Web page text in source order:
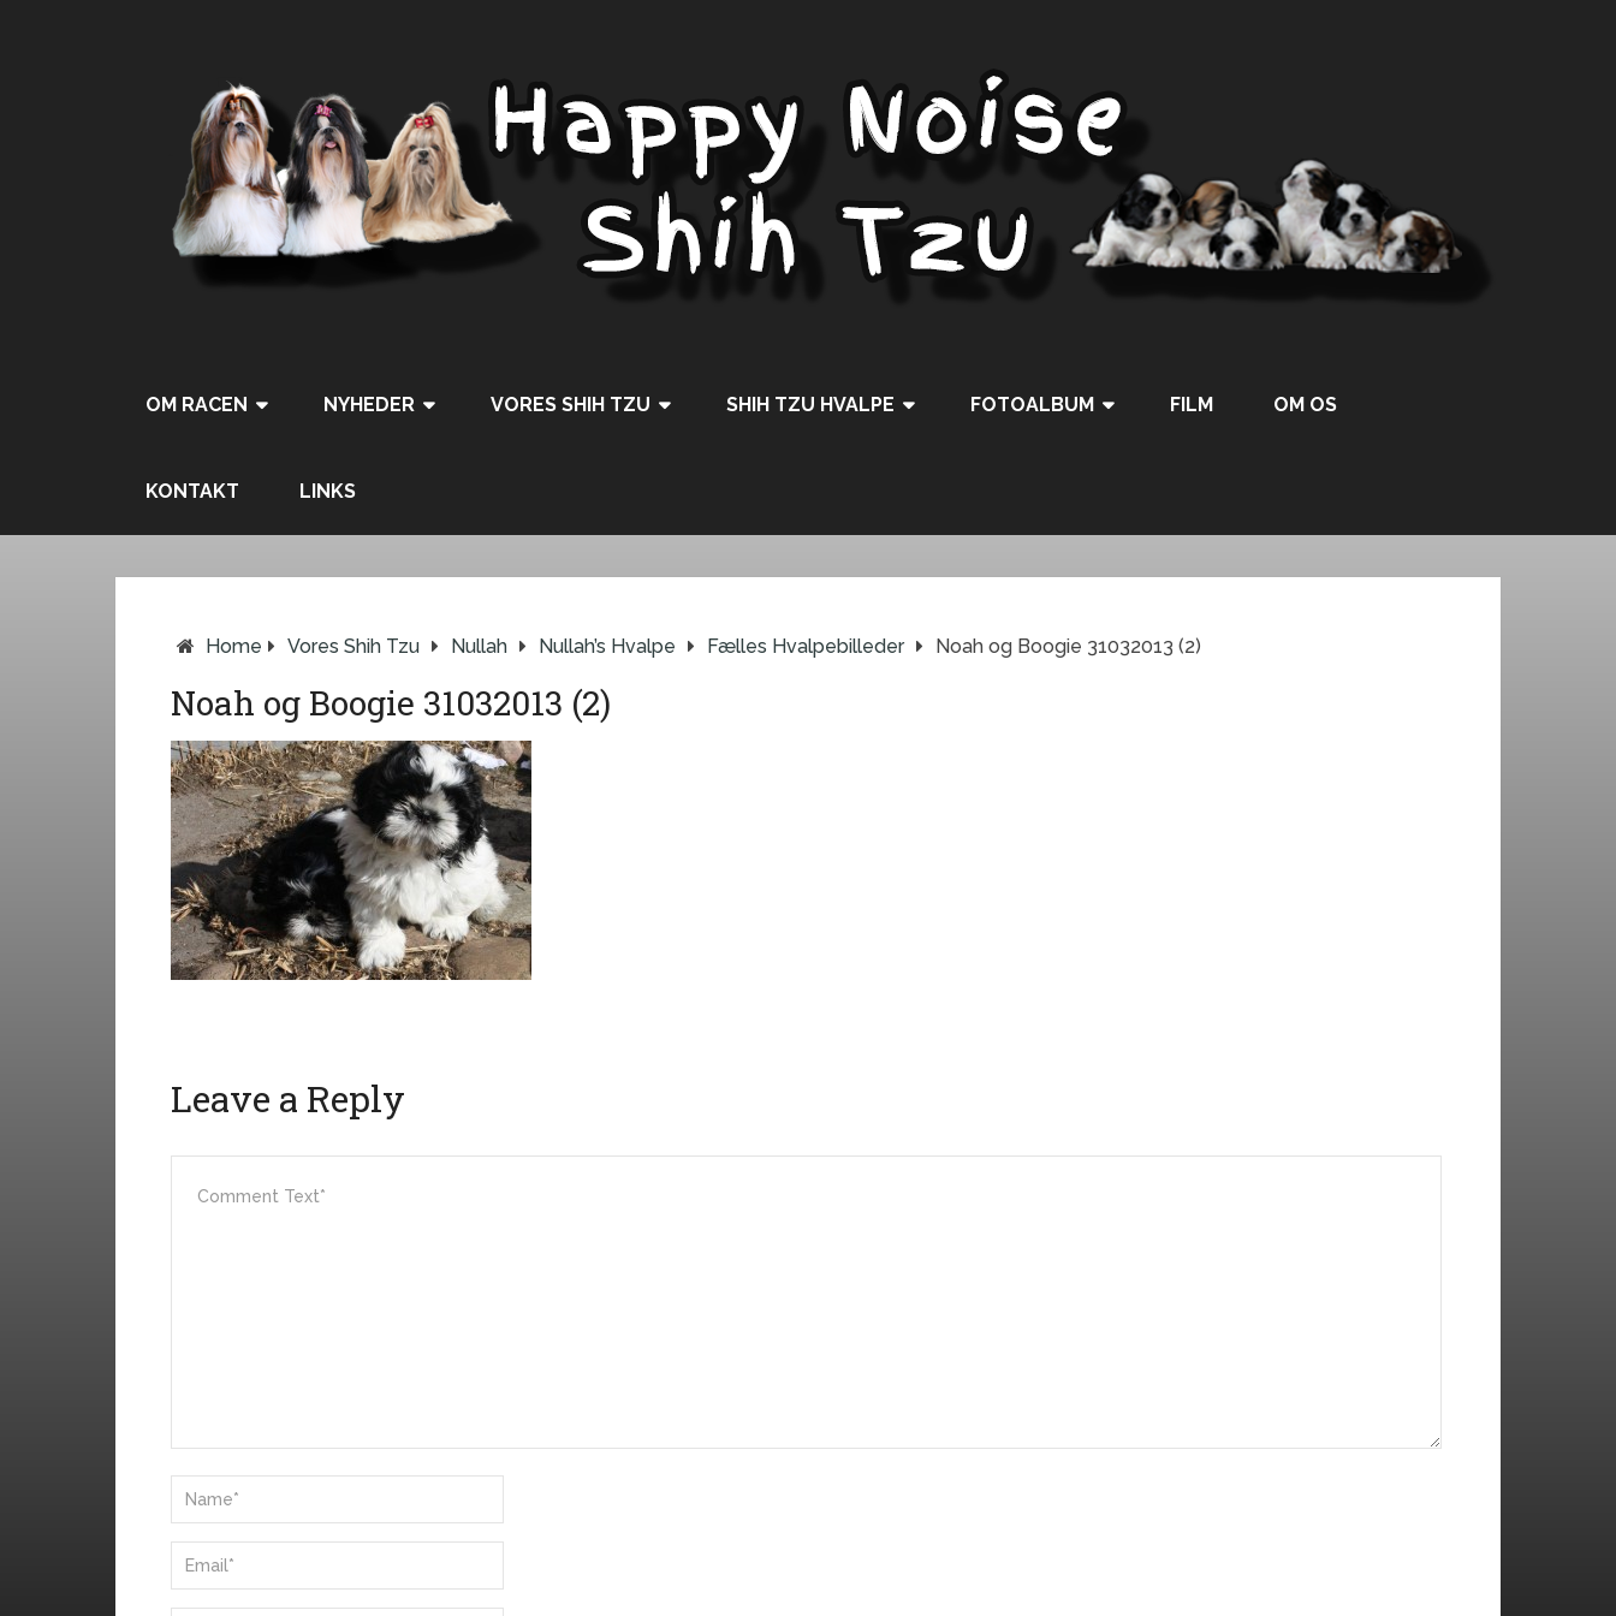
OM RACEN NYHEDER VORES SHIH TZU SHIH TZU HVALPE FOTOALBUM FILM OM OS
KONTAKT LINKS
Home Vores Shih Tzu Nullah Nullah’s Hvalpe Fælles Hvalpebilleder Noah og Boogie 31032013 (2)
Noah og Boogie 31032013 (2)
Leave a Reply